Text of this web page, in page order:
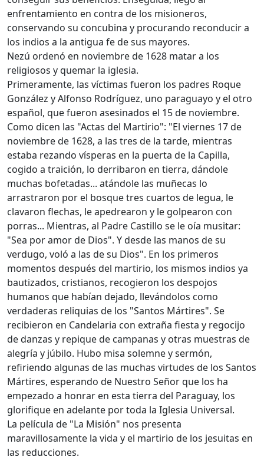
enfrentamiento en contra de los misioneros,
conservando su concubina y procurando reconducir a
los indios a la antigua fe de sus mayores.
Nezú ordenó en noviembre de 1628 matar a los
religiosos y quemar la iglesia.
Primeramente, las víctimas fueron los padres Roque
González y Alfonso Rodríguez, uno paraguayo y el otro
español, que fueron asesinados el 15 de noviembre.
Como dicen las "Actas del Martirio": "El viernes 17 de
noviembre de 1628, a las tres de la tarde, mientras
estaba rezando vísperas en la puerta de la Capilla,
cogido a traición, lo derribaron en tierra, dándole
muchas bofetadas... atándole las muñecas lo
arrastraron por el bosque tres cuartos de legua, le
clavaron flechas, le apedrearon y le golpearon con
porras... Mientras, al Padre Castillo se le oía musitar:
"Sea por amor de Dios". Y desde las manos de su
verdugo, voló a las de su Dios". En los primeros
momentos después del martirio, los mismos indios ya
bautizados, cristianos, recogieron los despojos
humanos que habían dejado, llevándolos como
verdaderas reliquias de los "Santos Mártires". Se
recibieron en Candelaria con extraña fiesta y regocijo
de danzas y repique de campanas y otras muestras de
alegría y júbilo. Hubo misa solemne y sermón,
refiriendo algunas de las muchas virtudes de los Santos
Mártires, esperando de Nuestro Señor que los ha
empezado a honrar en esta tierra del Paraguay, los
glorifique en adelante por toda la Iglesia Universal.
La película de "La Misión" nos presenta
maravillosamente la vida y el martirio de los jesuitas en
las reducciones.